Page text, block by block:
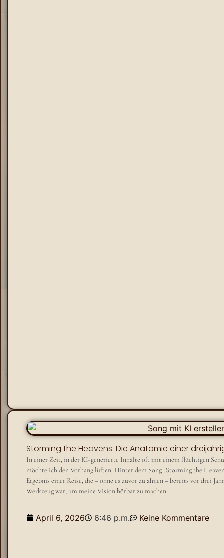
Storming the Heavens: Die Anatomie einer
​In einer Zeit, in der KI-generierte Inhalte oft mit einem flüchtigen
möchte ich den Vorhang lüften. Hinter dem Song „Storming the
Ergebnis einer Reise, die – ohne es zuvor zu ahnen – bereits vor drei
Werkzeug war, um meine Vision hörbar zu machen.
April 6, 2026 6:46 p.m. Keine Kommentare